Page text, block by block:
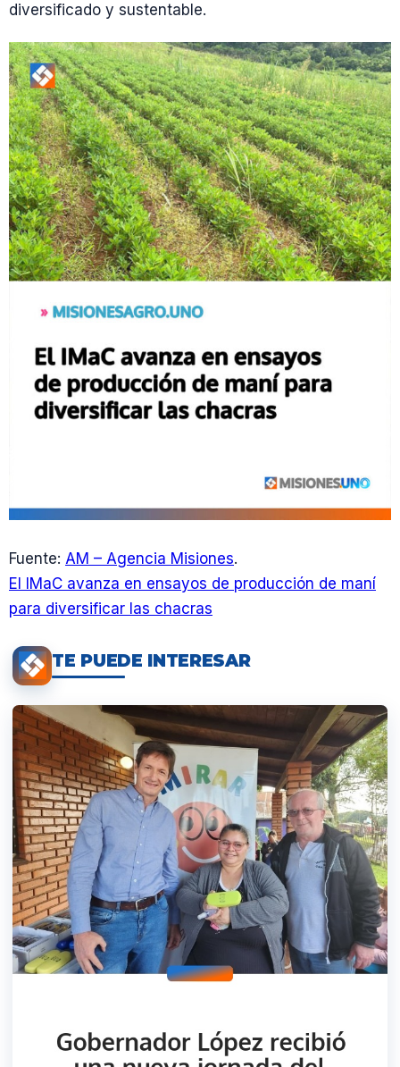
diversificado y sustentable.
Fuente: AM – Agencia Misiones.
El IMaC avanza en ensayos de producción de maní
para diversificar las chacras
TE PUEDE INTERESAR